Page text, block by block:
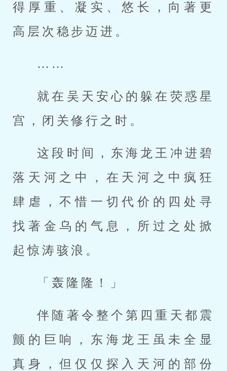
得厚重、凝实、悠长，向著更
高层次稳步迈进。
……
就在吴天安心的躲在荧惑星
宫，闭关修行之时。
这段时间，东海龙王冲进碧
落天河之中，在天河之中疯狂
肆虐，不惜一切代价的四处寻
找著金乌的气息，所过之处掀
起惊涛骇浪。
「轰隆隆！」
伴随著令整个第四重天都震
颤的巨响，东海龙王虽未全显
真身，但仅仅探入天河的部份